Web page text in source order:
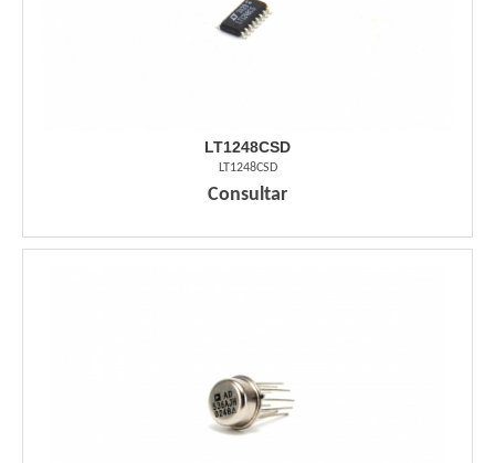
LT1248CSD
LT1248CSD
Consultar